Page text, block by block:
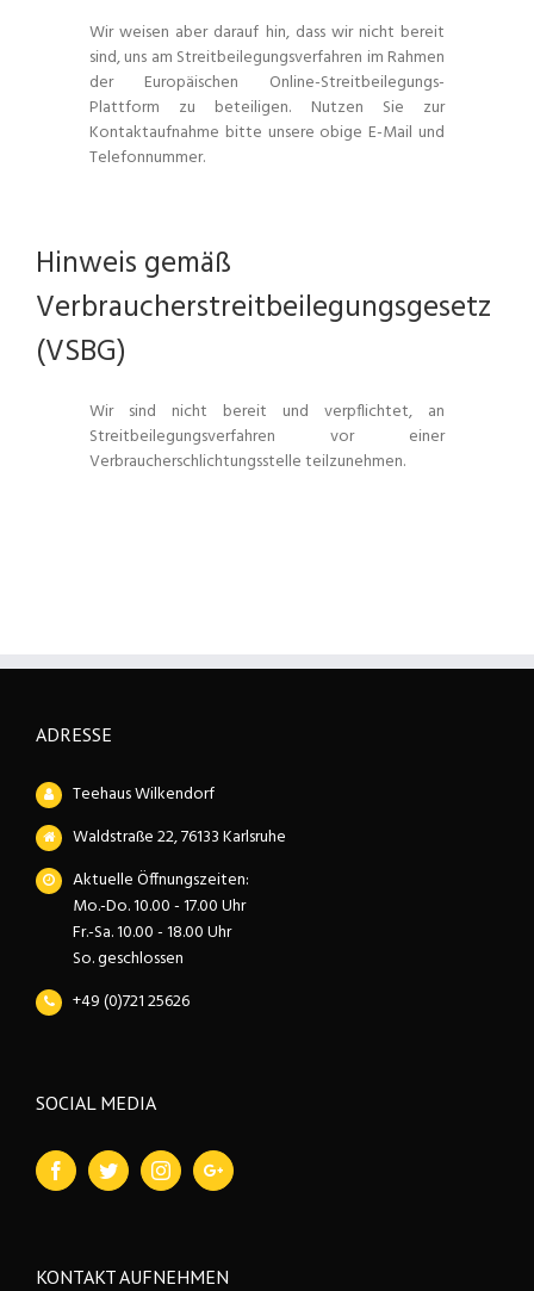
Wir weisen aber darauf hin, dass wir nicht bereit
sind, uns am Streitbeilegungsverfahren im Rahmen
der Europäischen Online-Streitbeilegungs-
Plattform zu beteiligen. Nutzen Sie zur
Kontaktaufnahme bitte unsere obige E-Mail und
Telefonnummer.
Hinweis gemäß
Verbraucherstreitbeilegungsgesetz
(VSBG)
Wir sind nicht bereit und verpflichtet, an
Streitbeilegungsverfahren vor einer
Verbraucherschlichtungsstelle teilzunehmen.
ADRESSE
Teehaus Wilkendorf
Waldstraße 22, 76133 Karlsruhe
Aktuelle Öffnungszeiten:
Mo.-Do. 10.00 - 17.00 Uhr
Fr.-Sa. 10.00 - 18.00 Uhr
So. geschlossen
+49 (0)721 25626
SOCIAL MEDIA
KONTAKT AUFNEHMEN